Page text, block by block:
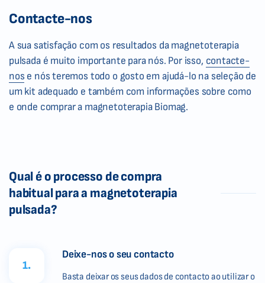
Contacte-nos
A sua satisfação com os resultados da magnetoterapia
pulsada é muito importante para nós. Por isso, contacte-
nos e nós teremos todo o gosto em ajudá-lo na seleção de
um kit adequado e também com informações sobre como
e onde comprar a magnetoterapia Biomag.
Qual é o processo de compra
habitual para a magnetoterapia
pulsada?
1.
Deixe-nos o seu contacto
Basta deixar os seus dados de contacto ao utilizar o